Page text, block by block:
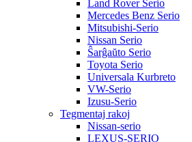
Land Rover Serio
Mercedes Benz Serio
Mitsubishi-Serio
Nissan Serio
Ŝarĝaŭto Serio
Toyota Serio
Universala Kurbreto
VW-Serio
Izusu-Serio
Tegmentaj rakoj
Nissan-serio
LEXUS-SERIO